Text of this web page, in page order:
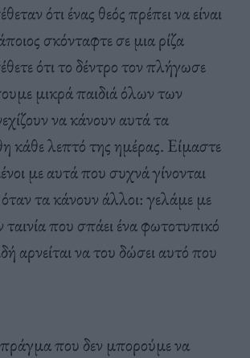
ότι ένας θεός πρέπει να είναι
σκόνταφτε σε μια ρίζα
ότι το δέντρο τον πλήγωσε
μικρά παιδιά όλων των
να κάνουν αυτά τα
κάθε λεπτό της ημέρας. Είμαστε
με αυτά που συχνά γίνονται
τα κάνουν άλλοι: γελάμε με
που σπάει ένα φωτοτυπικό
αρνείται να του δώσει αυτό που
που δεν μπορούμε να